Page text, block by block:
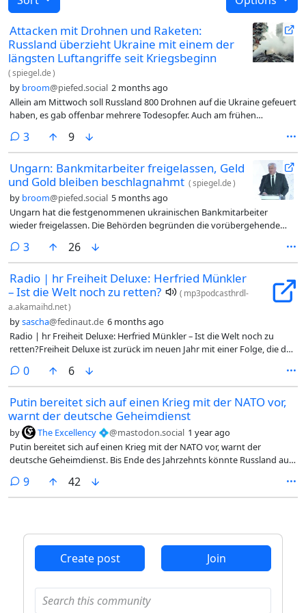
Attacken mit Drohnen und Raketen:
Russland überzieht Ukraine mit einem der
längsten Luftangriffe seit Kriegsbeginn
(spiegel.de)
by broom@piefed.social 2 months ago
Allein am Mittwoch soll Russland 800 Drohnen auf die Ukraine gefeuert
haben, es gab offenbar mehrere Todesopfer. Auch am frühen
3comments
9
Ungarn: Bankmitarbeiter freigelassen, Geld
und Gold bleiben beschlagnahmt (spiegel.de)
by broom@piefed.social 5 months ago
Ungarn hat die festgenommenen ukrainischen Bankmitarbeiter
wieder freigelassen. Die Behörden begründen die vorübergehende
einer Vergeltungsmaßnahme.
3comments
26
Radio | hr Freiheit Deluxe: Herfried Münkler
– Ist die Welt noch zu retten?
( mp3podcasthrdl-
a.akamaihd.net)
bysascha@fedinaut.de 6 months ago
Radio | hr Freiheit Deluxe: Herfried Münkler – Ist die Welt noch zu
retten?Freiheit Deluxe ist zurück im neuen Jahr mit einer Folge, die den
Finger nach Grönland aus. Putin führt weiter Krieg in der Ukraine. Was
wird aus Europa in diesen Zeiten? Jagoda Marinić hat sich für diese
Frage einen Gast eingeladen, der sich schon lange damit beschäftigt,
wie sich das Gleichgewicht der Mächte verschiebt... (weiter)Audio: Web
| MP3Info: Habe ich gerade laufen und finde ich interessant. Hört mal
rein. 😀#Radio #Gespräch #Herfried-Münkler #Weltlage #Welt #USA
#Europa #Grönland #Ukraine #Krieg #Trump #FreiheitDeluxe #hr
#2026-01-25 @dach
0comments
6
Putin bereitet sich auf einen Krieg mit der NATO vor,
warnt der deutsche Geheimdienst
by The Excellency 💠@mastodon.social 1 year ago
Putin bereitet sich auf einen Krieg mit der NATO vor, warnt der
deutsche Geheimdienst. Bis Ende des Jahrzehnts könnte Russland auf
Kreml sieht die Beziehungen zum Westen als systemischen Konflikt
und ist bereit, Gewalt anzuwenden. Russlands Militärbudget hat sich
@dach dndnetz.blogspot.com/2025/03/p
9comments
42
Create post Join